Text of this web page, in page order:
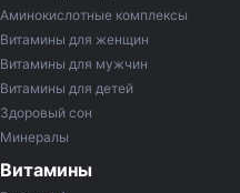
Аминокислотные комплексы
Витамины для женщин
Витамины для мужчин
Витамины для детей
Здоровый сон
Минералы
Витамины